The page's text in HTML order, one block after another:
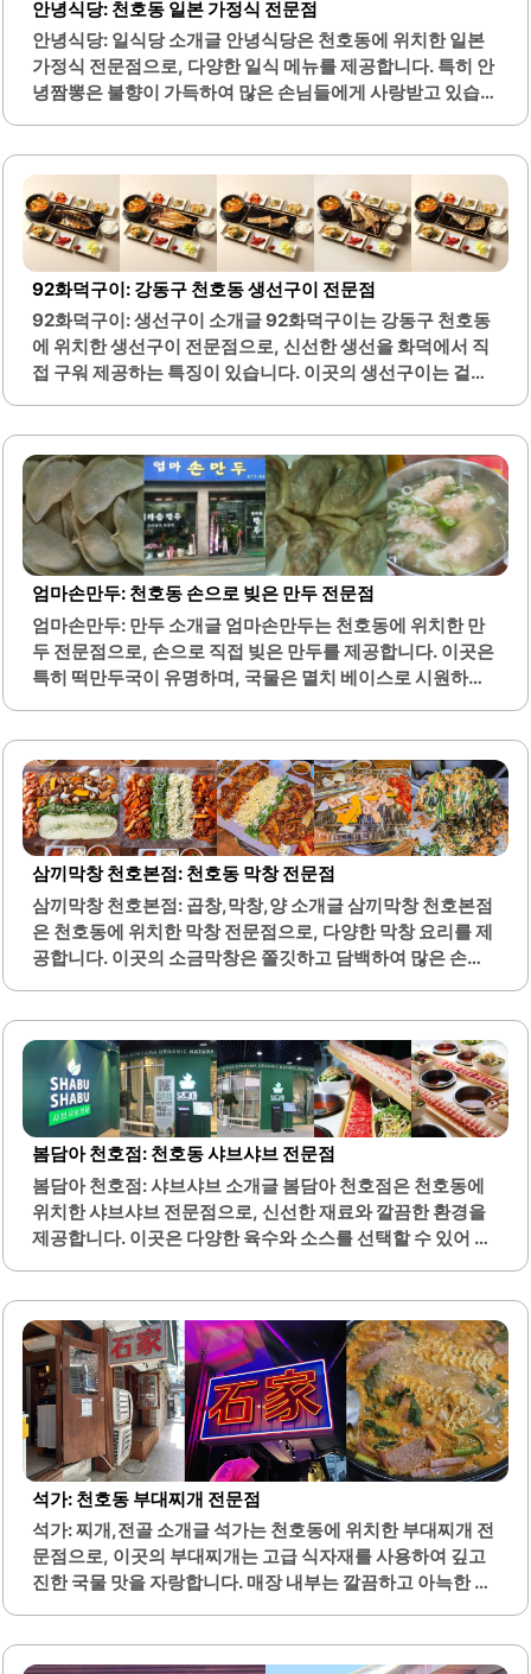
절하게 손님을 맞이하며, 애완견과 함께하는 손님에게도 세
심한 배려를 아끼지 않습니다. 아이들과 함께 방문하기에도
적합한 공간으로, 어린이들이 좋아하는 메뉴도 다양하게 준
비되어 있습니다. 에덴식당은 예약제로 운영되며, 미리..
안녕식당: 천호동 일본 가정식 전문점
안녕식당: 일식당 소개글 안녕식당은 천호동에 위치한 일본
가정식 전문점으로, 다양한 일식 메뉴를 제공합니다. 특히 안
녕짬뽕은 불향이 가득하여 많은 손님들에게 사랑받고 있습니
간이 되어 있어 더욱 맛있게 즐길 수 있으며, 새우튀김은 기름
을 잘 빼내어 고소한 맛을 느낄 수 있습니다. 안녕식당은 가격
대비 양이 많아 든든하게 식사할 수 있는 곳입니다. 명란소고
기덮밥과 가라아게동 등 다양한 메뉴가 준비되어 있어 선택
의 폭이 넓습니다.미소시루는 알차게 제공되어 식사의 완성
도를 높여줍니다. 가게 내부는 아늑하고 소박한 인테리어로,
일본 여행의 기분을 느낄 수 있습니다. 조명이 잔잔하여 편안
한 분위기를 자아내며, 손님들이 편하게 식사할 수 있는 환경
을 제공합니다.안녕식당은 혼자서도..
92화덕구이: 강동구 천호동 생선구이 전문점
92화덕구이: 생선구이 소개글 92화덕구이는 강동구 천호동
에 위치한 생선구이 전문점으로, 신선한 생선을 화덕에서 직
접 구워 제공하는 특징이 있습니다. 이곳의 생선구이는 겉은
하게 배어 있어 더욱 특별한 맛을 자랑합니다.매장 내부는 넓
고 쾌적하여 식사하는 동안 편안함을 느낄 수 있습니다. 아기
의자도 마련되어 있어 가족 단위 방문객에게도 적합한 환경
을 제공합니다. 반찬은 하나하나 정갈하게 준비되어 있으며,
된장찌개는 깊은 맛을 자랑하여 밥과 잘 어울립니다.또한, 밥
과 반찬은 리필이 가능하여 든든하게 식사를 즐길 수 있습니
다. 이곳은 젊은 사장님들이 운영하며, 친절한 서비스가 돋보
입니다. 매장에 들어서는 순간 고소한 화덕 향이 느껴지며, 고
객들은 이곳의 맛과 분위기에 매료됩니다.생선구이의..
엄마손만두: 천호동 손으로 빚은 만두 전문점
엄마손만두: 만두 소개글 엄마손만두는 천호동에 위치한 만
두 전문점으로, 손으로 직접 빚은 만두를 제공합니다. 이곳은
특히 떡만두국이 유명하며, 국물은 멸치 베이스로 시원하고
부터 주문이 가능하며, 포장 주문은 11시부터 가능합니다. 고
객은 만두의 매운 정도와 양을 선택할 수 있어, 개인의 취향에
맞춘 주문이 가능합니다. 반찬은 셀프 서비스로 제공되며, 고
객이 직접 원하는 만큼 가져갈 수 있습니다.매장 내부는 깔끔
하고, 주방에서는 만두를 빚는 모습을 직접 볼 수 있어 흥미로
운 경험을 제공합니다. 엄마손만두는 김치만두와 고기만두
모두 제공하며, 고객의 입맛에 맞는 다양한 선택이 가능합니
다. 또한, 만두는 포장하여 집에서도 간편하게 즐길 수 있습니
다.이곳은 항상..
삼끼막창 천호본점: 천호동 막창 전문점
삼끼막창 천호본점: 곱창,막창,양 소개글 삼끼막창 천호본점
은 천호동에 위치한 막창 전문점으로, 다양한 막창 요리를 제
공합니다. 이곳의 소금막창은 쫄깃하고 담백하여 많은 손님
의 잡내가 없고 깔끔하게 조리되어, 식사하는 내내 기분 좋게
즐길 수 있습니다. 반찬과 소스는 막창과 잘 어울려 리필이 가
능하며, 고객의 만족도를 높이는 요소로 작용합니다. 매장 분
위기는 편안하고 아늑하여, 식사하는 동안 편안함을 느낄 수
있습니다.직원들은 항상 친절하게 응대하여, 고객의 기분을
좋게 만들어 줍니다. 삼끼막창은 고추가 들어간 특제 장이 있
어, 막창의 맛을 더욱 풍부하게 해줍니다. 이곳은 천호동의 맛
집으로 알려져 있으며, 많은 단골 고객들이 방문하고 있습니
다.매장 내부는 청결하게 관리되어 있어, 위생적인 환경에
서..
봄담아 천호점: 천호동 샤브샤브 전문점
봄담아 천호점: 샤브샤브 소개글 봄담아 천호점은 천호동에
위치한 샤브샤브 전문점으로, 신선한 재료와 깔끔한 환경을
제공합니다. 이곳은 다양한 육수와 소스를 선택할 수 있어 개
적합합니다.특히, 프라이빗한 1인석도 마련되어 있어 혼자서
도 편안하게 식사를 즐길 수 있습니다. 신선한 야채는 무한리
필로 제공되며, 고기와 해산물은 120그램 단위로 추가 주문
이 가능합니다. 또한, 월남쌈과 다양한 후식도 제공되어 식사
후에도 만족감을 느낄 수 있습니다.직원들은 친절하게 서비
스를 제공하며, 매장 내 청결 상태가 잘 유지되고 있습니다.
주차 공간이 넓어 차량 이용 시에도 편리하며, 대중교통으로
도 접근이 용이합니다. 이곳은 데이트 장소로도 적합하며, 가
족과 함께 외식하기에도 좋은..
석가: 천호동 부대찌개 전문점
석가: 찌개,전골 소개글 석가는 천호동에 위치한 부대찌개 전
문점으로, 이곳의 부대찌개는 고급 식자재를 사용하여 깊고
진한 국물 맛을 자랑합니다. 매장 내부는 깔끔하고 아늑한 분
찌개에 넣어 먹으면 더욱 풍미가 살아납니다.이곳의 부대찌